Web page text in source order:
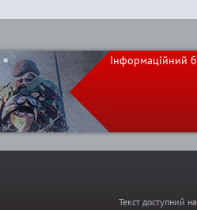
Інформаційний
Текст доступний